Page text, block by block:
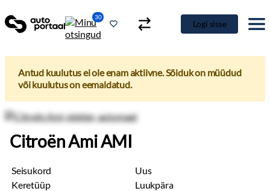
30
Logi sisse
Antud kuulutus ei ole enam aktiivne. Sõiduk on müüdud
või kuulutus on eemaldatud.
Citroën Ami AMI
Seisukord
Uus
Keretüüp
Luukpära